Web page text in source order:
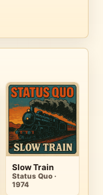
Slow Train
Status Quo ·
1974